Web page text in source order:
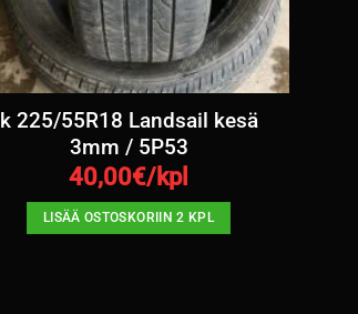
k 225/55R18 Landsail kesä
3mm / 5P53
40,00€/kpl
LISÄÄ OSTOSKORIIN 2 KPL